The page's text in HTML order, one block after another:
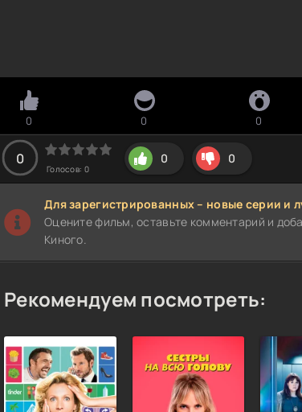
0 0 0
0
Голосов: 0
0 0
Для зарегистрированных – новые серии и
Оцените фильм, оставьте комментарий и
Киного.
Рекомендуем посмотреть: